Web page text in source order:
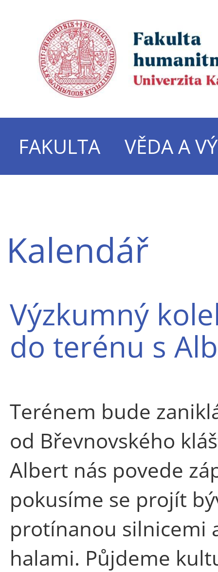
FAKULTA VĚDA A
Kalendář
Výzkumný
do terénu s
Terénem bude
od Břevnovského
Albert nás povede
pokusíme se projít
protínanou silnicemi
halami. Půjdeme